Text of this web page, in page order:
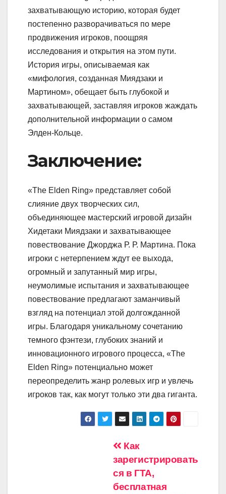
захватывающую историю, которая будет
постепенно разворачиваться по мере
продвижения игроков, поощряя
исследования и открытия на этом пути.
История игры, описываемая как
«мифология, созданная Миядзаки и
Мартином», обещает быть глубокой и
захватывающей, заставляя игроков жаждать
дополнительной информации о самом
Элден-Кольце.
Заключение:
«The Elden Ring» представляет собой
слияние двух творческих сил,
объединяющее мастерский игровой дизайн
Хидетаки Миядзаки и захватывающее
повествование Джорджа Р. Р. Мартина. Пока
игроки с нетерпением ждут ее выхода,
огромный и запутанный мир игры,
неумолимые испытания и захватывающее
повествование предлагают заманчивый
взгляд на потенциал этой долгожданной
игры. Благодаря уникальному сочетанию
темного фэнтези, глубоких знаний и
инновационного игрового процесса, «The
Elden Ring» потенциально может
переопределить жанр ролевых игр и увлечь
игроков так, как могут только эти два гиганта.
Навигация
Как
зарегистрировать
ся в ГТА,
бесплатная